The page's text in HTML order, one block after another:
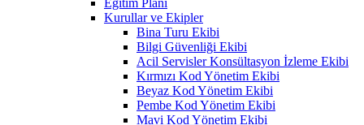
Kurullar ve Ekipler
Bina Turu Ekibi
Bilgi Güvenliği Ekibi
Acil Servisler Konsültasyon İzleme Ekibi
Kırmızı Kod Yönetim Ekibi
Beyaz Kod Yönetim Ekibi
Pembe Kod Yönetim Ekibi
Mavi Kod Yönetim Ekibi